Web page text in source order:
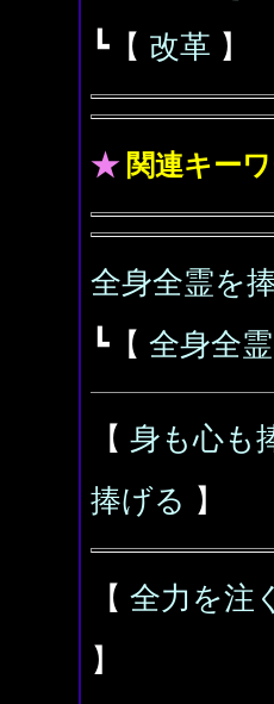
┗【 改革 】
★ 関連キー
全身全霊を
┗【 全身全霊
【 身も心も
捧げる 】
【 全力を注
】